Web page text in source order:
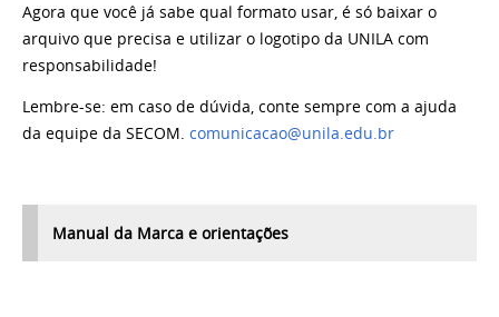
Agora que você já sabe qual formato usar, é só baixar o
arquivo que precisa e utilizar o logotipo da UNILA com
responsabilidade!
Lembre-se: em caso de dúvida, conte sempre com a ajuda
da equipe da SECOM. comunicacao@unila.edu.br
Manual da Marca e orientações